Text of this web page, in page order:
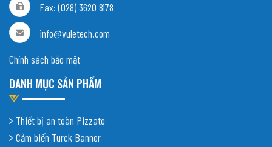
Fax: (028) 3620 8178
info@vuletech.com
Chính sách bảo mật
DANH MỤC SẢN PHẨM
Thiết bị an toàn Pizzato
Cảm biến Turck Banner